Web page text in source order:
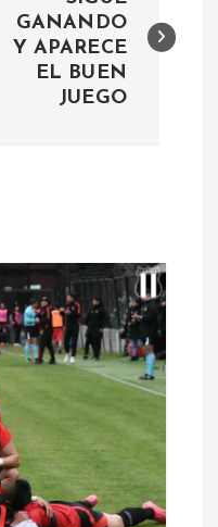
GANANDO
Y APARECE
EL BUEN
JUEGO